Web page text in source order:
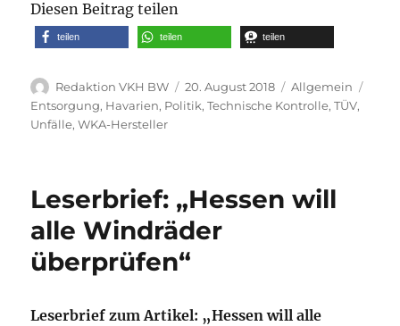
Diesen Beitrag teilen
teilen teilen teilen
Autor
Redaktion VKH BW
Veröffentlicht
am
20. August 2018 Kategorien
Allgemein
Entsorgung, Havarien, Politik,Technische Kontrolle,TÜV,
Unfälle,WKA-Hersteller
Leserbrief: „Hessen will
alle Windräder
überprüfen“
Leserbrief zum Artikel: „Hessen will alle